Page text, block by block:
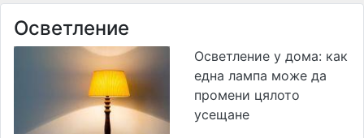
Осветление
Осветление у дома: как
една лампа може да
промени цялото
усещане